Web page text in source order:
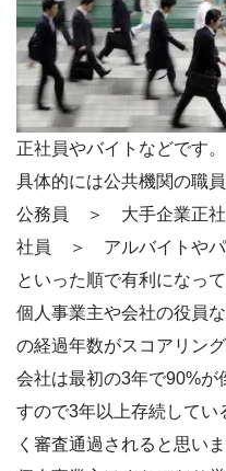
正社員やバイトなどです。
具体的には公共機関の職
公務員 ＞ 大手企業正
社員 ＞ アルバイトやパ
といった順で有利になって
個人事業主や会社の役員
の経過年数がスコアリン
会社は最初の3年で90%が
すので3年以上存続してい
く審査通過されると思いま